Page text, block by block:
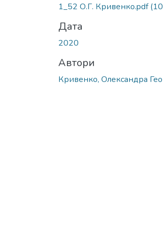
1_52 О.Г. Кривенко.pdf
Дата
2020
Автори
Кривенко, Олександра